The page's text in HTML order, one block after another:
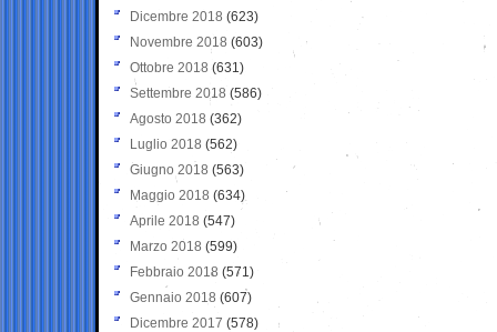
Dicembre 2018 (623)
Novembre 2018 (603)
Ottobre 2018 (631)
Settembre 2018 (586)
Agosto 2018 (362)
Luglio 2018 (562)
Giugno 2018 (563)
Maggio 2018 (634)
Aprile 2018 (547)
Marzo 2018 (599)
Febbraio 2018 (571)
Gennaio 2018 (607)
Dicembre 2017 (578)